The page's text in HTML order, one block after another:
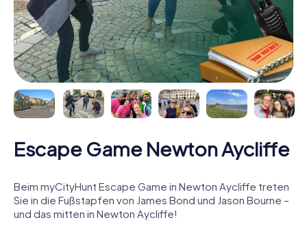
Escape Game Newton Aycliffe
Beim myCityHunt Escape Game in Newton Aycliffe treten
Sie in die Fußstapfen von James Bond und Jason Bourne –
und das mitten in Newton Aycliffe!